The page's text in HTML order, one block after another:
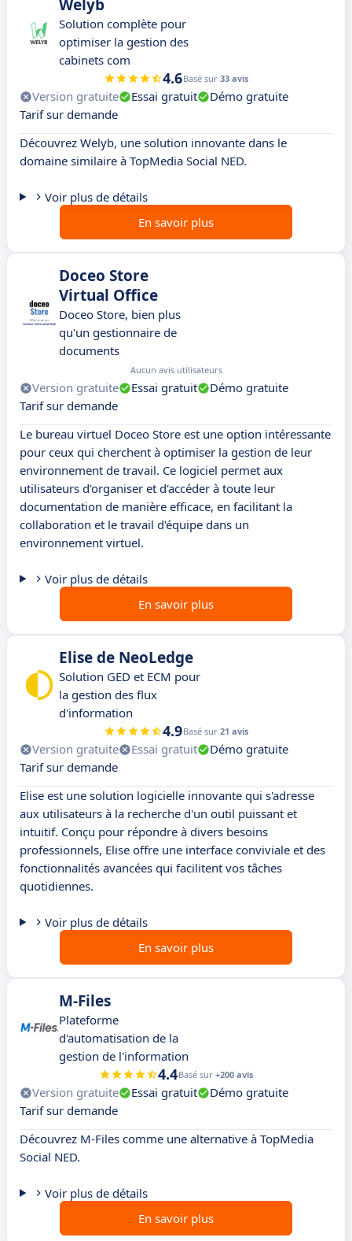
Welyb
Solution complète pour
optimiser la gestion des
cabinets com
4.6Basé sur 33 avis
Version gratuite Essai gratuit
Démo gratuite
Tarif sur demande
Découvrez Welyb, une solution innovante dans le
domaine similaire à TopMedia Social NED.
Voir plus de détails
En savoir plus
Doceo Store
Virtual Office
Doceo Store, bien plus
qu'un gestionnaire de
documents
Aucun avis utilisateurs
Version gratuite Essai gratuit
Démo gratuite
Tarif sur demande
Le bureau virtuel Doceo Store est une option intéressante
pour ceux qui cherchent à optimiser la gestion de leur
environnement de travail. Ce logiciel permet aux
utilisateurs d'organiser et d'accéder à toute leur
documentation de manière efficace, en facilitant la
collaboration et le travail d'équipe dans un
environnement virtuel.
Voir plus de détails
En savoir plus
Elise de NeoLedge
Solution GED et ECM pour
la gestion des flux
d'information
4.9Basé sur 21 avis
Version gratuite Essai gratuit
Démo gratuite
Tarif sur demande
Elise est une solution logicielle innovante qui s'adresse
aux utilisateurs à la recherche d'un outil puissant et
intuitif. Conçu pour répondre à divers besoins
professionnels, Elise offre une interface conviviale et des
fonctionnalités avancées qui facilitent vos tâches
quotidiennes.
Voir plus de détails
En savoir plus
M-Files
Plateforme
d'automatisation de la
gestion de l'information
4.4Basé sur +200 avis
Version gratuite Essai gratuit
Démo gratuite
Tarif sur demande
Découvrez M-Files comme une alternative à TopMedia
Social NED.
Voir plus de détails
En savoir plus